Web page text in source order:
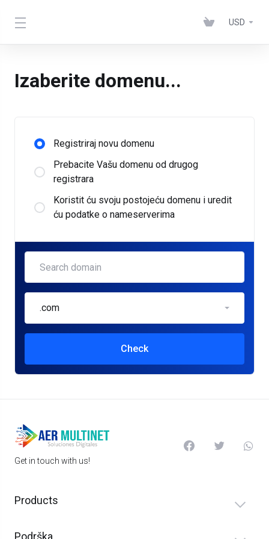
USD
Izaberite domenu...
Registriraj novu domenu
Prebacite Vašu domenu od drugog
registrara
Koristit ću svoju postojeću domenu i uredit
ću podatke o nameserverima
.com
Check
Get in touch with us!
Products
Podrška